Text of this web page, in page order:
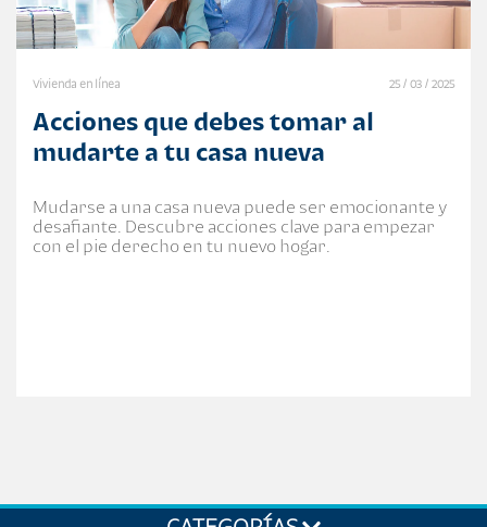
Vivienda en línea 25 / 03 / 2025
Acciones que debes tomar al
mudarte a tu casa nueva
Mudarse a una casa nueva puede ser emocionante y
desafiante. Descubre acciones clave para empezar
con el pie derecho en tu nuevo hogar.